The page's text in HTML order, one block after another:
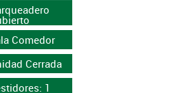
Comedor
Cerrada
1